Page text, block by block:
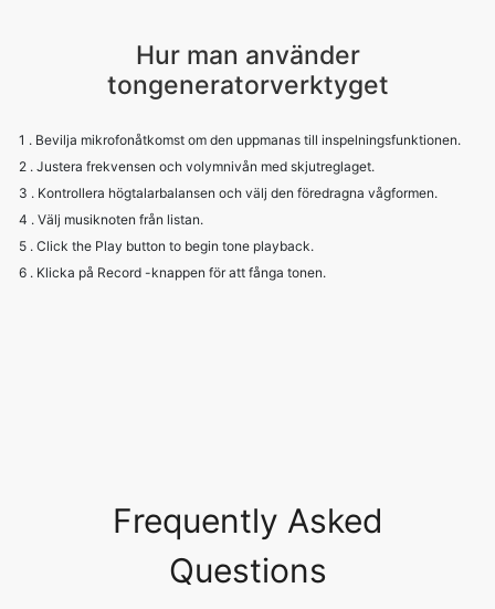
Hur man använder
tongeneratorverktyget
1 . Bevilja mikrofonåtkomst om den uppmanas till inspelningsfunktionen.
2 . Justera frekvensen och volymnivån med skjutreglaget.
3 . Kontrollera högtalarbalansen och välj den föredragna vågformen.
4 . Välj musiknoten från listan.
5 . Click the Play button to begin tone playback.
6 . Klicka på Record -knappen för att fånga tonen.
Frequently Asked
Questions